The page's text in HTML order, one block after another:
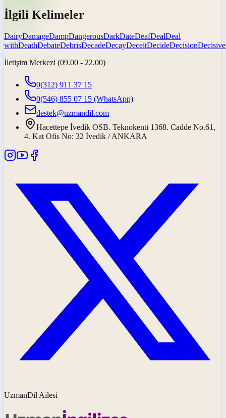
İlgili Kelimeler
DairyDamageDampDangerousDarkDateDeafDealDeal
withDeathDebateDebrisDecadeDecayDeceitDecideDecisionDecisive
İletişim Merkezi (09.00 - 22.00)
0(312) 911 37 15
0(546) 855 07 15 (WhatsApp)
destek@uzmandil.com
Hacettepe İvedik OSB. Teknokenti 1368. Cadde No.61,
4. Kat Ofis No: 32 İvedik / ANKARA
UzmanDil Ailesi